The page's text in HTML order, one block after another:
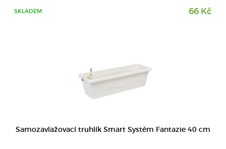
SKLADEM 66 Kč
Samozavlažovací truhlík Smart Systém Fantazie 40 cm